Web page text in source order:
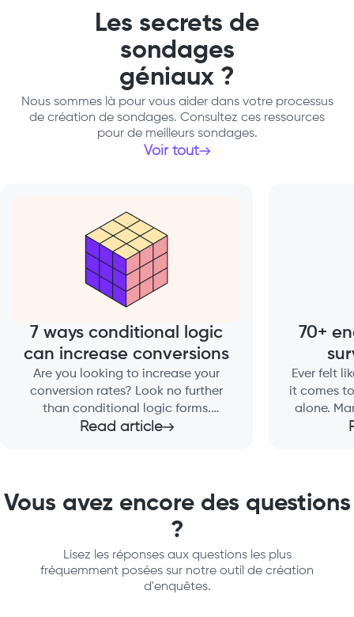
Les secrets de
sondages
géniaux ?
Nous sommes là pour vous aider dans votre processus
de création de sondages. Consultez ces ressources
pour de meilleurs sondages.
Voir tout
7 ways conditional logic
can increase conversions
Are you looking to increase your
conversion rates? Look no further
than conditional logic forms.
These forms are the unsung heroes
Read article
70+
Ever felt
it comes
alone.
Vous avez encore des questions
?
Lisez les réponses aux questions les plus
fréquemment posées sur notre outil de création
d'enquêtes.